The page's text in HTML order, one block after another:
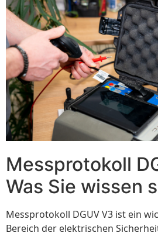
Messprotokoll
Was Sie wissen
Messprotokoll DGUV V3 ist ein
Bereich der elektrischen